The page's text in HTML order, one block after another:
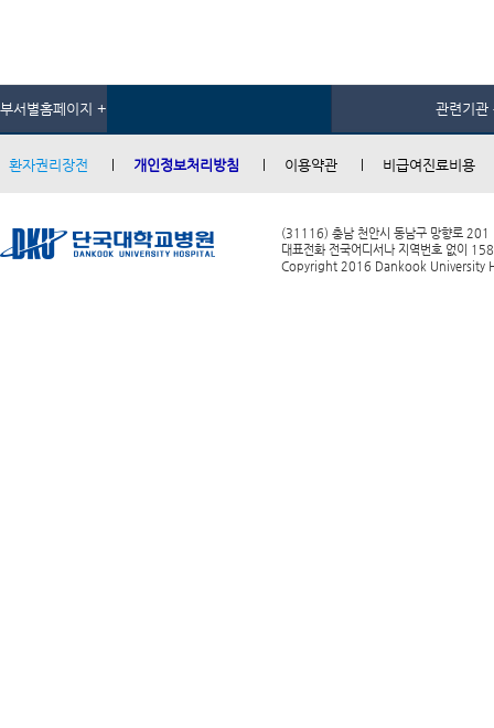
부서별홈페이지 + 관련기관
환자권리장전 개인정보처리방침 이용약관 비급여진료비용
(31116) 충남 천안시 동남구 망향로 201
대표전화 전국어디서나 지역번호 없이
Copyright 2016 Dankook University